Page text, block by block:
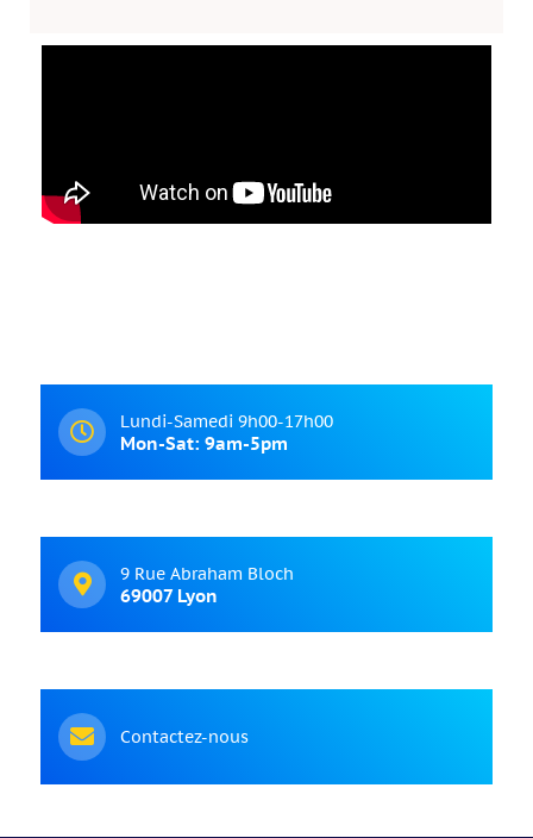
Lundi-Samedi 9h00-17h00
Mon-Sat: 9am-5pm
9 Rue Abraham Bloch
69007 Lyon
Contactez-nous